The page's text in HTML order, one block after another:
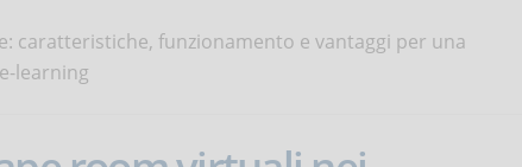
caratteristiche, funzionamento e vantaggi per una
learning